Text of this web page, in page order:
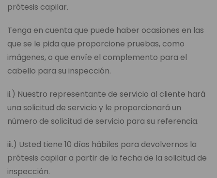
prótesis capilar.
Tenga en cuenta que puede haber ocasiones en las
que se le pida que proporcione pruebas, como
imágenes, o que envíe el complemento para el
cabello para su inspección.
ii.) Nuestro representante de servicio al cliente hará
una solicitud de servicio y le proporcionará un
número de solicitud de servicio para su referencia.
iii.) Usted tiene 10 días hábiles para devolvernos la
prótesis capilar a partir de la fecha de la solicitud de
inspección.